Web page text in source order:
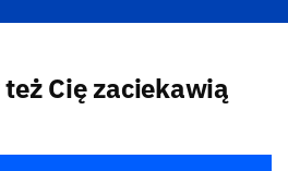
Cię zaciekawią